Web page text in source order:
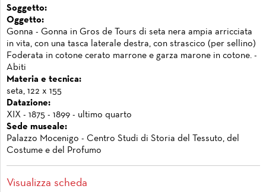
Soggetto:
Oggetto:
Gonna - Gonna in Gros de Tours di seta nera ampia arricciata
in vita, con una tasca laterale destra, con strascico (per sellino)
Foderata in cotone cerato marrone e garza marone in cotone. -
Abiti
Materia e tecnica:
seta, 122 x 155
Datazione:
XIX - 1875 - 1899 - ultimo quarto
Sede museale:
Palazzo Mocenigo - Centro Studi di Storia del Tessuto, del
Costume e del Profumo
Visualizza scheda